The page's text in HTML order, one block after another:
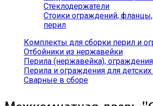
Стеклодержатели
Стоики ограждений,
перил
Комплекты для сборки перил и
Отбойники из нержавейки
Перила (нержавейка),
Перила и ограждения для
Сварные в сборе